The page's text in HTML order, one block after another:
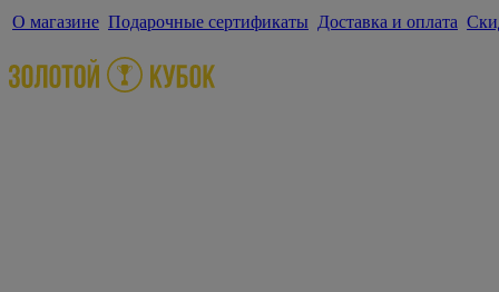
О магазине Подарочные сертификаты Доставка и оплата